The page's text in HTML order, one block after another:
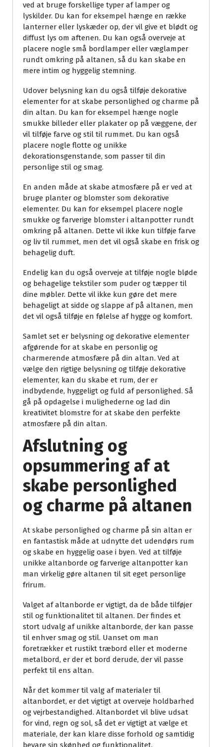
ved at bruge forskellige typer af lamper og
lyskilder. Du kan for eksempel hænge en række
lanterner eller lyskæder op, der vil give et blødt og
diffust lys om aftenen. Du kan også overveje at
placere nogle små bordlamper eller væglamper
rundt omkring på altanen, så du kan skabe en
mere intim og hyggelig stemning.
Udover belysning kan du også tilføje dekorative
elementer for at skabe personlighed og charme på
din altan. Du kan for eksempel hænge nogle
smukke billeder eller plakater op på væggene, der
vil tilføje farve og stil til rummet. Du kan også
placere nogle flotte og unikke
dekorationsgenstande, som passer til din
personlige stil og smag.
En anden måde at skabe atmosfære på er ved at
bruge planter og blomster som dekorative
elementer. Du kan for eksempel placere nogle
smukke og farverige blomster i altanpotter rundt
omkring på altanen. Dette vil ikke kun tilføje farve
og liv til rummet, men det vil også skabe en frisk og
behagelig duft.
Endelig kan du også overveje at tilføje nogle bløde
og behagelige tekstiler som puder og tæpper til
dine møbler. Dette vil ikke kun gøre det mere
behageligt at sidde og slappe af på altanen, men
det vil også tilføje en følelse af hygge og komfort.
Samlet set er belysning og dekorative elementer
afgørende for at skabe en personlig og
charmerende atmosfære på din altan. Ved at
vælge den rigtige belysning og tilføje dekorative
elementer, kan du skabe et rum, der er
indbydende, hyggeligt og fuld af personlighed. Så
gå på opdagelse i mulighederne og lad din
kreativitet blomstre for at skabe den perfekte
atmosfære på din altan.
Afslutning og
opsummering af at
skabe personlighed
og charme på altanen
At skabe personlighed og charme på sin altan er
en fantastisk måde at udnytte det udendørs rum
og skabe en hyggelig oase i byen. Ved at tilføje
unikke altanborde og farverige altanpotter kan
man virkelig gøre altanen til sit eget personlige
frirum.
Valget af altanborde er vigtigt, da de både tilføjer
stil og funktionalitet til altanen. Der findes et
stort udvalg af unikke altanborde, der kan passe
til enhver smag og stil. Uanset om man
foretrækker et rustikt træbord eller et moderne
metalbord, er der et bord derude, der vil passe
perfekt til ens altan.
Når det kommer til valg af materialer til
altanbordet, er det vigtigt at overveje holdbarhed
og vejrbestandighed. Altanbordet vil blive udsat
for vind, regn og sol, så det er vigtigt at vælge et
materiale, der kan klare disse forhold og samtidig
bevare sin skønhed og funktionalitet.